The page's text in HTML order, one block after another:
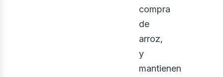
compra
de
arroz,
y
mantienen